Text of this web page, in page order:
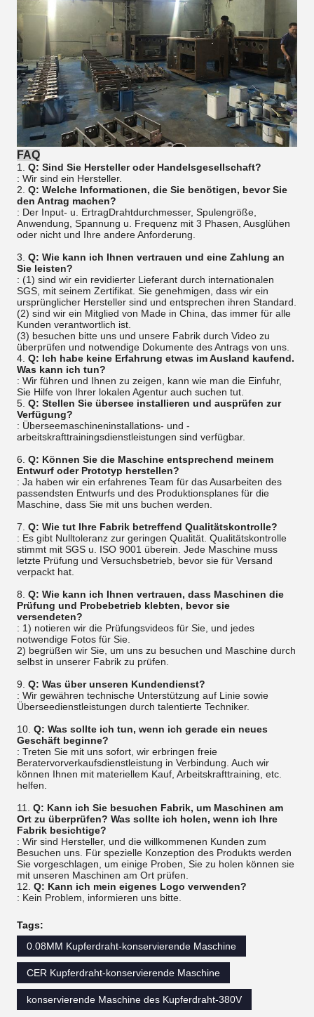
FAQ
1. Q: Sind Sie Hersteller oder Handelsgesellschaft?
: Wir sind ein Hersteller.
2. Q: Welche Informationen, die Sie benötigen, bevor Sie
den Antrag machen?
: Der Input- u. ErtragDrahtdurchmesser, Spulengröße,
Anwendung, Spannung u. Frequenz mit 3 Phasen, Ausglühen
oder nicht und Ihre andere Anforderung.
3. Q: Wie kann ich Ihnen vertrauen und eine Zahlung an
Sie leisten?
: (1) sind wir ein revidierter Lieferant durch internationalen
SGS, mit seinem Zertifikat. Sie genehmigen, dass wir ein
ursprünglicher Hersteller sind und entsprechen ihren Standard.
(2) sind wir ein Mitglied von Made in China, das immer für alle
Kunden verantwortlich ist.
(3) besuchen bitte uns und unsere Fabrik durch Video zu
überprüfen und notwendige Dokumente des Antrags von uns.
4. Q: Ich habe keine Erfahrung etwas im Ausland kaufend.
Was kann ich tun?
: Wir führen und Ihnen zu zeigen, kann wie man die Einfuhr,
Sie Hilfe von Ihrer lokalen Agentur auch suchen tut.
5. Q: Stellen Sie übersee installieren und ausprüfen zur
Verfügung?
: Überseemaschineninstallations- und -
arbeitskrafttrainingsdienstleistungen sind verfügbar.
6. Q: Können Sie die Maschine entsprechend meinem
Entwurf oder Prototyp herstellen?
: Ja haben wir ein erfahrenes Team für das Ausarbeiten des
passendsten Entwurfs und des Produktionsplanes für die
Maschine, dass Sie mit uns buchen werden.
7. Q: Wie tut Ihre Fabrik betreffend Qualitätskontrolle?
: Es gibt Nulltoleranz zur geringen Qualität. Qualitätskontrolle
stimmt mit SGS u. ISO 9001 überein. Jede Maschine muss
letzte Prüfung und Versuchsbetrieb, bevor sie für Versand
verpackt hat.
8. Q: Wie kann ich Ihnen vertrauen, dass Maschinen die
Prüfung und Probebetrieb klebten, bevor sie
versendeten?
: 1) notieren wir die Prüfungsvideos für Sie, und jedes
notwendige Fotos für Sie.
2) begrüßen wir Sie, um uns zu besuchen und Maschine durch
selbst in unserer Fabrik zu prüfen.
9. Q: Was über unseren Kundendienst?
: Wir gewähren technische Unterstützung auf Linie sowie
Überseedienstleistungen durch talentierte Techniker.
10. Q: Was sollte ich tun, wenn ich gerade ein neues
Geschäft beginne?
: Treten Sie mit uns sofort, wir erbringen freie
Beratervorverkaufsdienstleistung in Verbindung. Auch wir
können Ihnen mit materiellem Kauf, Arbeitskrafttraining, etc.
helfen.
11. Q: Kann ich Sie besuchen Fabrik, um Maschinen am
Ort zu überprüfen? Was sollte ich holen, wenn ich Ihre
Fabrik besichtige?
: Wir sind Hersteller, und die willkommenen Kunden zum
Besuchen uns. Für spezielle Konzeption des Produkts werden
Sie vorgeschlagen, um einige Proben, Sie zu holen können sie
mit unseren Maschinen am Ort prüfen.
12. Q: Kann ich mein eigenes Logo verwenden?
: Kein Problem, informieren uns bitte.
Tags:
0.08MM Kupferdraht-konservierende Maschine
CER Kupferdraht-konservierende Maschine
konservierende Maschine des Kupferdraht-380V